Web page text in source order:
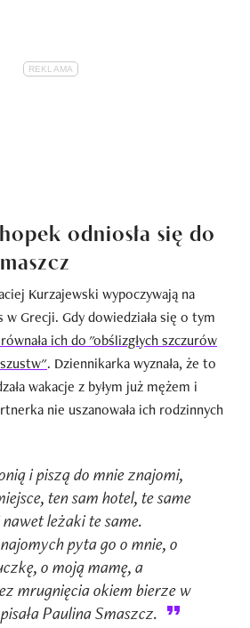
odniosła się do
Kurzajewski wypoczywają na
w Grecji. Gdy dowiedziała się o tym
ich do "obślizgłych szczurów
. Dziennikarka wyznała, że to
wakacje z byłym już mężem i
nie uszanowała ich rodzinnych
i piszą do mnie znajomi,
ten sam hotel, te same
leżaki te same.
pyta go o mnie, o
o moją mamę, a
mrugnięcia okiem bierze w
Paulina Smaszcz.